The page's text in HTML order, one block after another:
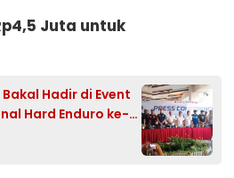
Juta untuk
Hadir di Event
Hard Enduro ke-7,